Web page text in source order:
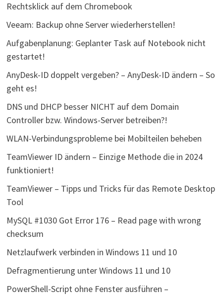
Rechtsklick auf dem Chromebook
Veeam: Backup ohne Server wiederherstellen!
Aufgabenplanung: Geplanter Task auf Notebook nicht
gestartet!
AnyDesk-ID doppelt vergeben? – AnyDesk-ID ändern – So
geht es!
DNS und DHCP besser NICHT auf dem Domain
Controller bzw. Windows-Server betreiben?!
WLAN-Verbindungsprobleme bei Mobilteilen beheben
TeamViewer ID ändern – Einzige Methode die in 2024
funktioniert!
TeamViewer – Tipps und Tricks für das Remote Desktop
Tool
MySQL #1030 Got Error 176 – Read page with wrong
checksum
Netzlaufwerk verbinden in Windows 11 und 10
Defragmentierung unter Windows 11 und 10
PowerShell-Script ohne Fenster ausführen –